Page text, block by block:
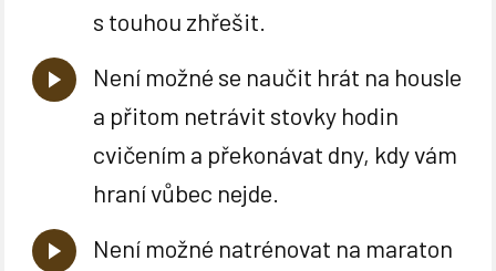
s touhou zhřešit.
Není možné se naučit hrát na housle
a přitom netrávit stovky hodin
cvičením a překonávat dny, kdy vám
hraní vůbec nejde.
Není možné natrénovat na maraton